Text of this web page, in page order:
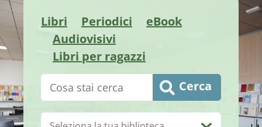
Libri Periodici
eBook
Audiovisivi
Libri per ragazzi
Cerca su "Catalogo" Cerca
Biblioteca: